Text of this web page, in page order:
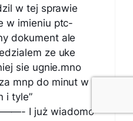
w tej sprawie
w imieniu ptc-
dokument ale
ze uke
sie ugnie.mno
mnp do minut w
i tyle”
I już wiadomo